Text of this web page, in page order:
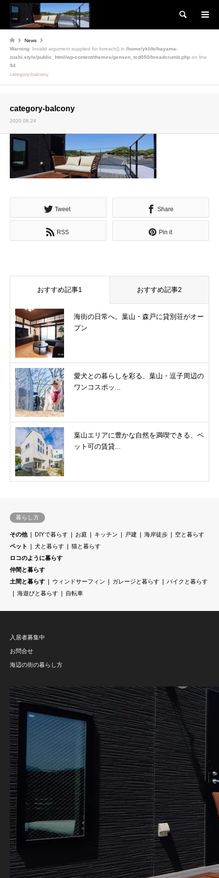
検索
News
Warning: Invalid argument supplied for foreach() in /home/yklife/hayama-
zushi.style/public_html/wp-content/themes/gensen_tcd050/breadcrumb.php on line
94
category-balcony
category-balcony
2020.08.24
Tweet Share
RSS Pin it
おすすめ記事1 おすすめ記事2
海街の日常へ。葉山・森戸に貸別荘がオー
プン
愛犬との暮らしを彩る、葉山・逗子周辺の
ワンコスポッ...
葉山エリアに豊かな自然を満喫できる、ペ
ット可の賃貸...
暮らし方
その他 DIYで暮らす お庭 キッチン 戸建 海岸徒歩
空と暮らす
ペット
犬と暮らす
猫と暮らす
ロコのように暮らす
仲間と暮らす
土間と暮らす
ウィンドサーフィン ガレージと暮らす
バイクと暮らす
海遊びと暮らす
自転車
入居者募集中
お問合せ
海辺の街の暮らし方